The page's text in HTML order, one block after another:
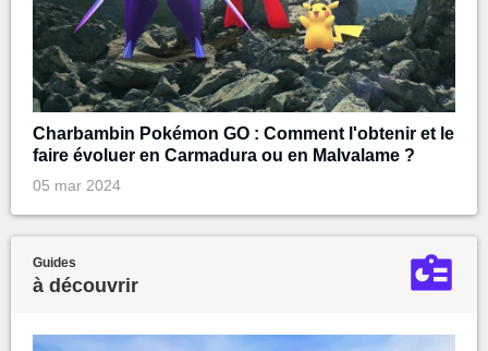
Charbambin Pokémon GO : Comment l'obtenir et le
faire évoluer en Carmadura ou en Malvalame ?
05 mar 2024
Guides
à découvrir